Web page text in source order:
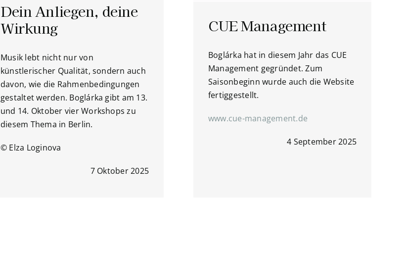
Dein Anliegen, deine
Wirkung
Musik lebt nicht nur von
künstlerischer Qualität, sondern auch
davon, wie die Rahmenbedingungen
gestaltet werden. Boglárka gibt am 13.
und 14. Oktober vier Workshops zu
diesem Thema in Berlin.
© Elza Loginova
7 Oktober 2025
CUE Management
Boglárka hat in diesem Jahr das CUE
Management gegründet. Zum
Saisonbeginn wurde auch die Website
fertiggestellt.
www.cue-management.de
4 September 2025